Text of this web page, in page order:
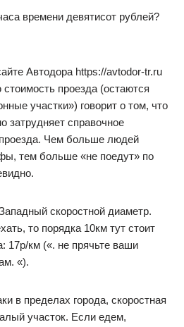
времени девятисот рублей?
Автодора https://avtodor-tr.ru
проезда (остаются
участки») говорит о том, что
затрудняет справочное
Чем больше людей
тем больше «не поедут» по
скоростной диаметр.
то порядка 10км тут стоит
17р/км («. не прячьте ваши
«).
в пределах города, скоростная
участок. Если едем,